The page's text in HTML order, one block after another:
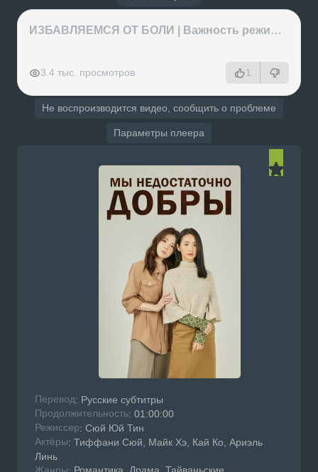
ИЗБАВЛЯЕМСЯ ОТ БОЛИ | Важность режима и питания
3.4 тыс. просмотров 1
Не воспроизводится видео, сообщить о проблеме
Параметры плеера
Перевод: Русские субтитры
Продолжительность: 01:00:00
Режисcер: Сюй Юй Тин
Актёры: Тиффани Сюй, Майк Хэ, Кай Ко, Ариэль
Линь